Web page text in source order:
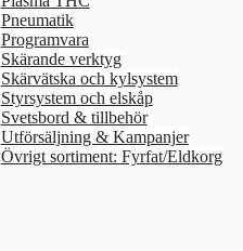
Pneumatik
Programvara
Skärande verktyg
Skärvätska och kylsystem
Styrsystem och elskåp
Svetsbord & tillbehör
Utförsäljning & Kampanjer
Övrigt sortiment: Fyrfat/Eldkorg